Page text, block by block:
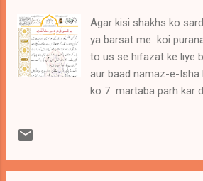
Agar kisi shakhs ko
ya barsat me koi
to us se hifazat ke liye
aur baad namaz-e-
ko 7 martaba parh kar
mehfooz rahega. Woh
Alhamdulillahil-lazi